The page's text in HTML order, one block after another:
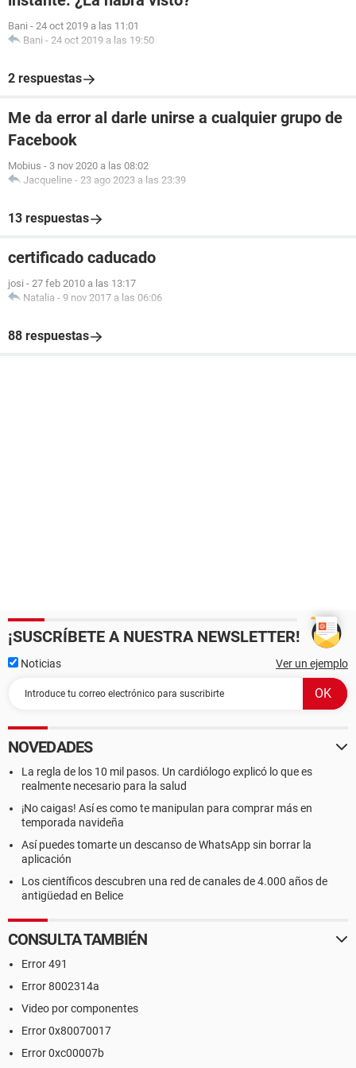
Bani - 24 oct 2019 a las 11:01
Bani - 24 oct 2019 a las 19:50
2 respuestas
Me da error al darle unirse a cualquier grupo de
Facebook
Mobius - 3 nov 2020 a las 08:02
Jacqueline - 23 ago 2023 a las 23:39
13 respuestas
certificado caducado
josi - 27 feb 2010 a las 13:17
Natalia - 9 nov 2017 a las 06:06
88 respuestas
¡SUSCRÍBETE A NUESTRA NEWSLETTER!
Noticias Ver un ejemplo
NOVEDADES
La regla de los 10 mil pasos. Un cardiólogo explicó lo que es
realmente necesario para la salud
¡No caigas! Así es como te manipulan para comprar más en
temporada navideña
Así puedes tomarte un descanso de WhatsApp sin borrar la
aplicación
Los científicos descubren una red de canales de 4.000 años de
antigüedad en Belice
CONSULTA TAMBIÉN
Error 491
Error 8002314a
Video por componentes
Error 0x80070017
Error 0xc00007b